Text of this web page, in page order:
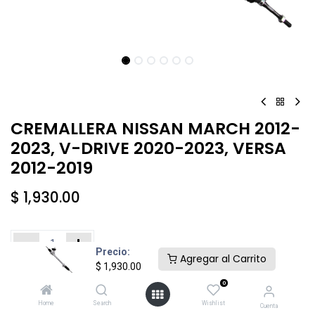
Precio:
$ 1,930.00
Agregar al Carrito
Home Search
0
Wishlist Cuenta
CREMALLERA NISSAN MARCH 2012-
2023, V-DRIVE 2020-2023, VERSA
2012-2019
$ 1,930.00
Añadir al carrito Comprar ahora
Agregar a la lista de deseos